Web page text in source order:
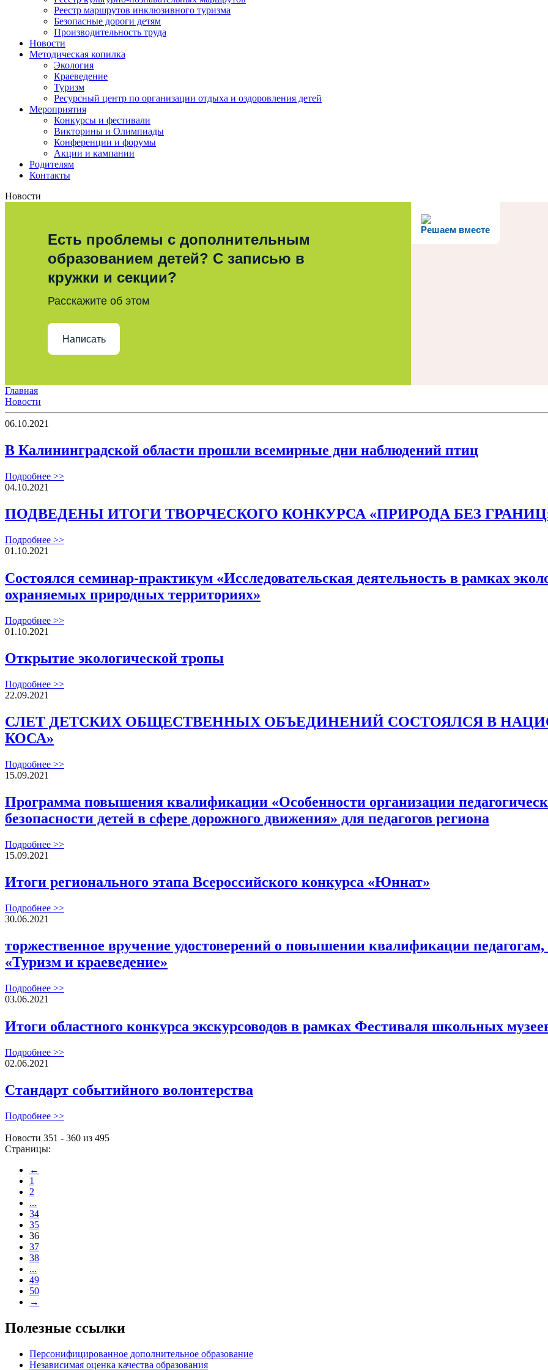
Реестр маршрутов инклюзивного туризма
Безопасные дороги детям
Производительность труда
Новости
Методическая копилка
Экология
Краеведение
Туризм
Ресурсный центр по организации отдыха и оздоровления детей
Мероприятия
Конкурсы и фестивали
Викторины и Олимпиады
Конференции и форумы
Акции и кампании
Родителям
Контакты
Новости
Решаем вместе
Есть проблемы с дополнительным
образованием детей? С записью в
кружки и секции?
Расскажите об этом
Написать
Главная
Новости
06.10.2021
В Калининградской области прошли всемирные дни наблюдений птиц
Подробнее >>
04.10.2021
ПОДВЕДЕНЫ ИТОГИ ТВОРЧЕСКОГО КОНКУРСА «ПРИРОДА БЕЗ
Подробнее >>
01.10.2021
Состоялся семинар-практикум «Исследовательская деятельность в рамках
охраняемых природных территориях»
Подробнее >>
01.10.2021
Открытие экологической тропы
Подробнее >>
22.09.2021
СЛЕТ ДЕТСКИХ ОБЩЕСТВЕННЫХ ОБЪЕДИНЕНИЙ СОСТОЯЛСЯ В
КОСА»
Подробнее >>
15.09.2021
Программа повышения квалификации «Особенности организации
безопасности детей в сфере дорожного движения» для педагогов региона
Подробнее >>
15.09.2021
Итоги регионального этапа Всероссийского конкурса «Юннат»
Подробнее >>
30.06.2021
торжественное вручение удостоверений о повышении квалификации
«Туризм и краеведение»
Подробнее >>
03.06.2021
Итоги областного конкурса экскурсоводов в рамках Фестиваля школьных
Подробнее >>
02.06.2021
Стандарт событийного волонтерства
Подробнее >>
Новости 351 - 360 из 495
Страницы:
←
1
2
...
34
35
36
37
38
...
49
50
→
Полезные ссылки
Персонифицированное дополнительное образование
Независимая оценка качества образования